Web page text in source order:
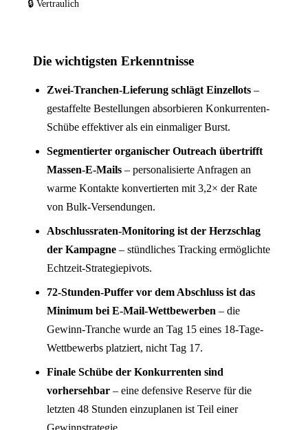
🔒 Vertraulich
Die wichtigsten Erkenntnisse
Zwei-Tranchen-Lieferung schlägt Einzellots –
gestaffelte Bestellungen absorbieren Konkurrenten-
Schübe effektiver als ein einmaliger Burst.
Segmentierter organischer Outreach übertrifft
Massen-E-Mails – personalisierte Anfragen an
warme Kontakte konvertierten mit 3,2× der Rate
von Bulk-Versendungen.
Abschlussraten-Monitoring ist der Herzschlag
der Kampagne – stündliches Tracking ermöglichte
Echtzeit-Strategiepivots.
72-Stunden-Puffer vor dem Abschluss ist das
Minimum bei E-Mail-Wettbewerben – die
Gewinn-Tranche wurde an Tag 15 eines 18-Tage-
Wettbewerbs platziert, nicht Tag 17.
Finale Schübe der Konkurrenten sind
vorhersehbar – eine defensive Reserve für die
letzten 48 Stunden einzuplanen ist Teil einer
Gewinnstrategie.